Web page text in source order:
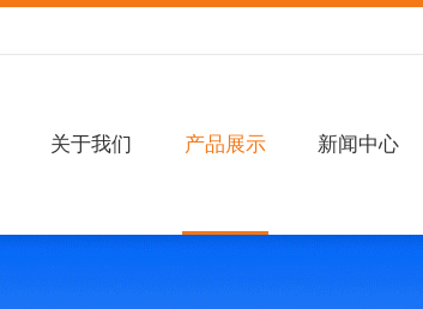
关于我们 产品展示 新闻中心